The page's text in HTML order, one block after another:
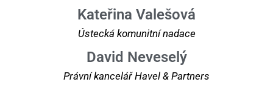
Kateřina Valešová
Ústecká komunitní nadace
David Neveselý
Právní kancelář Havel & Partners